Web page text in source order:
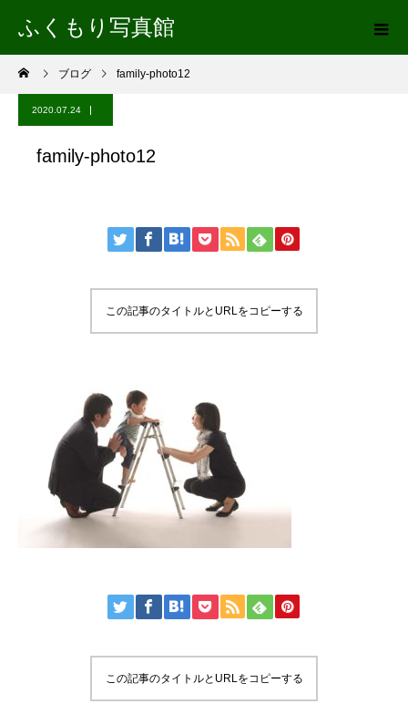
ふくもり写真館
ブログ family-photo12
2020.07.24
family-photo12
この記事のタイトルとURLをコピーする
この記事のタイトルとURLをコピーする